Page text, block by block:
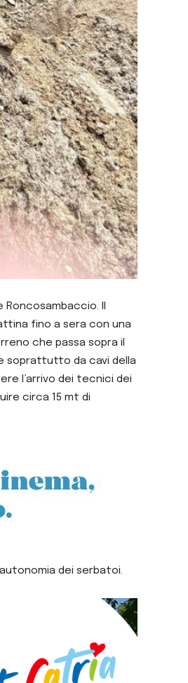
Il
fino a sera con una
che passa sopra il
soprattutto da cavi della
l’arrivo dei tecnici dei
circa 15 mt di
dei serbatoi.